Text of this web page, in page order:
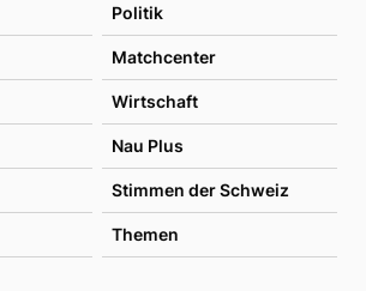
Politik
Matchcenter
Wirtschaft
Nau Plus
Stimmen der Schweiz
Themen